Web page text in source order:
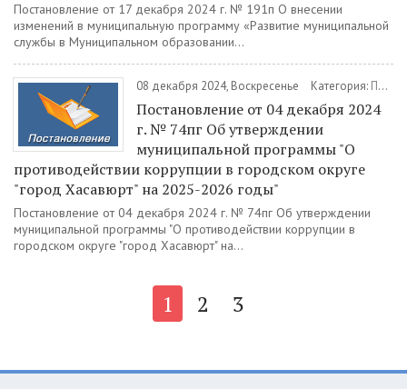
Постановление от 17 декабря 2024 г. № 191п О внесении
изменений в муниципальную программу «Развитие муниципальной
службы в Муниципальном образовании...
08 декабря 2024, Воскресенье Категория: Постановления
Постановление от 04 декабря 2024
г. № 74пг Об утверждении
муниципальной программы "О
противодействии коррупции в городском округе
"город Хасавюрт" на 2025-2026 годы"
Постановление от 04 декабря 2024 г. № 74пг Об утверждении
муниципальной программы "О противодействии коррупции в
городском округе "город Хасавюрт" на...
1 2 3